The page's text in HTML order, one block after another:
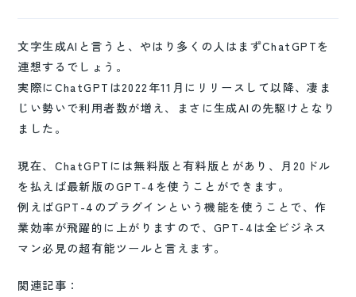
文字生成AIと言うと、やはり多くの人はまずChatGPTを
連想するでしょう。
実際にChatGPTは2022年11月にリリースして以降、凄ま
じい勢いで利用者数が増え、まさに生成AIの先駆けとなり
ました。
現在、ChatGPTには無料版と有料版とがあり、月20ドル
を払えば最新版のGPT-4を使うことができます。
例えばGPT-4のプラグインという機能を使うことで、作
業効率が飛躍的に上がりますので、GPT-4は全ビジネス
マン必見の超有能ツールと言えます。
関連記事：